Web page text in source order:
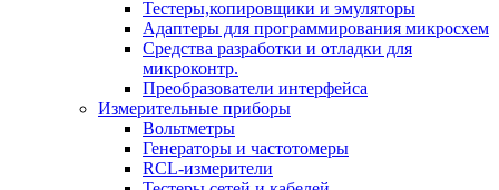
Тестеры,копировщики и эмуляторы
Адаптеры для программирования микросхем
Cредства разработки и отладки для
микроконтр.
Преобразователи интерфейса
Измерительные приборы
Вольтметры
Генераторы и частотомеры
RCL-измерители